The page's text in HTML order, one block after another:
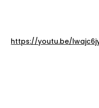
https://youtu.be/